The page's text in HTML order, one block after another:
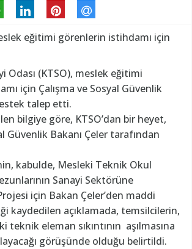
eğitimi görenlerin istihdamı için
Odası (KTSO), meslek eğitimi
için Çalışma ve Sosyal Güvenlik
talep etti.
bilgiye göre, KTSO’dan bir heyet,
Güvenlik Bakanı Çeler tarafından
kabulde, Mesleki Teknik Okul
Sanayi Sektörüne
için Bakan Çeler’den maddi
kaydedilen açıklamada, temsilcilerin,
eleman sıkıntının aşılmasına
görüşünde olduğu belirtildi.